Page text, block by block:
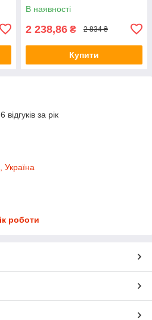
В наявності
2 238,86 ₴ 2 834 ₴
Купити
за рік
Україна
роботи